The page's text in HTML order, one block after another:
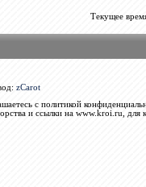
Текущее
zCarot
с политикой
и ссылки на www.kroi.ru, для